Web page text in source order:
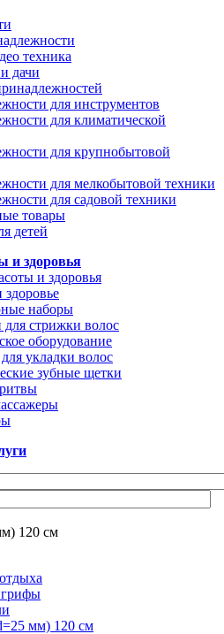
техника
дачи
для инструментов
для климатической
для крупнобытовой
для мелкобытовой техники
для садовой техники
товары
детей
и здоровья
и здоровья
здоровье
наборы
стрижки волос
оборудование
укладки волос
зубные щетки
120 см
грифы
мм) 120 см